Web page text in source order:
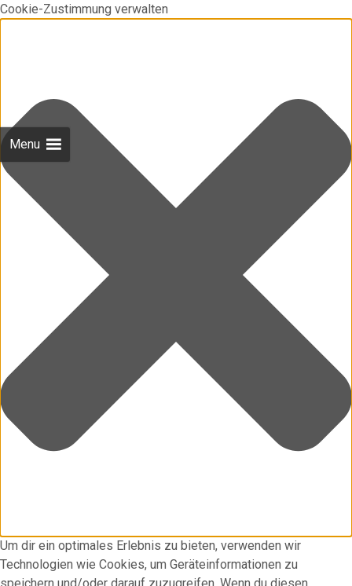
Cookie-Zustimmung verwalten
Um dir ein optimales Erlebnis zu bieten, verwenden wir
Technologien wie Cookies, um Geräteinformationen zu
speichern und/oder darauf zuzugreifen. Wenn du diesen
Menu